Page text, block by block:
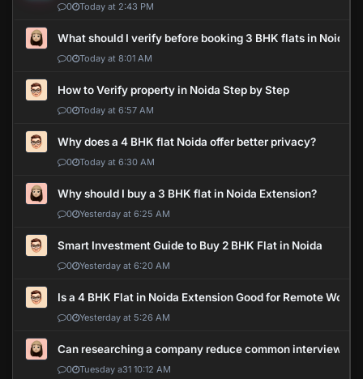
0 Today at 2:43 PM
What should I verify before booking 3 BHK flats in Noida?
0 Today at 8:01 AM
How to Verify property in Noida Step by Step
0 Today at 6:57 AM
Why does a 4 BHK flat Noida offer better privacy?
0 Today at 6:30 AM
Why should I buy a 3 BHK flat in Noida Extension?
0 Yesterday at 6:25 AM
Smart Investment Guide to Buy 2 BHK Flat in Noida
0 Yesterday at 6:20 AM
Is a 4 BHK Flat in Noida Extension Good for Remote Work?
0 Yesterday at 5:26 AM
Can researching a company reduce common interview
0 Tuesday a31 10:12 AM